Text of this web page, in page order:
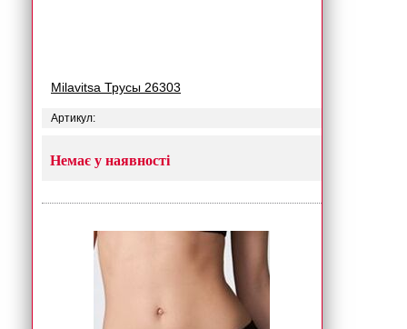
Milavitsa Трусы 26303
Артикул:
Немає у наявності